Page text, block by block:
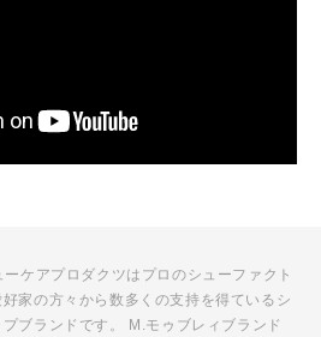
ケアプロダクツはプロのシューファクト
家の方々から数多くの支持を得ているシ
ブランドです。 M.モゥブレィブランド